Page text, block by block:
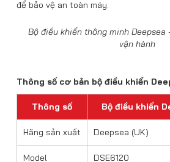
để bảo vệ an toàn máy.
Bộ điều khiển thông minh Deepsea
vận hành
Thông số cơ bản bộ điều khiển
Thông số Bộ điều khiển
Hãng sản xuất Deepsea (UK)
Model DSE6120